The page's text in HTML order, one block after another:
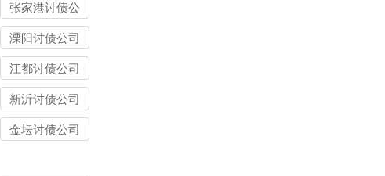
张家港讨债公
司
溧阳讨债公司
江都讨债公司
新沂讨债公司
金坛讨债公司